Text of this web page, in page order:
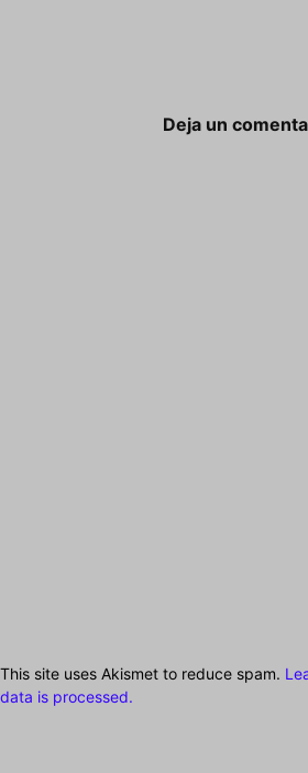
Deja un
This site uses Akismet to reduce spam.
data is processed.